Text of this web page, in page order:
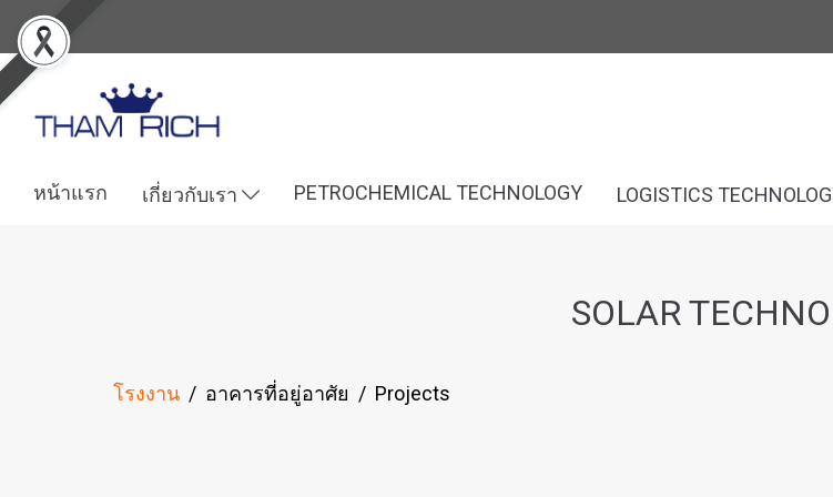
หน้าแรก เกี่ยวกับเรา PETROCHEMICAL TECHNOLOGY LOGISTICS
SOLAR
โรงงาน / อาคารที่อยู่อาศัย / Projects